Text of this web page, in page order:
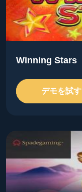
Winning Stars
デモを試す